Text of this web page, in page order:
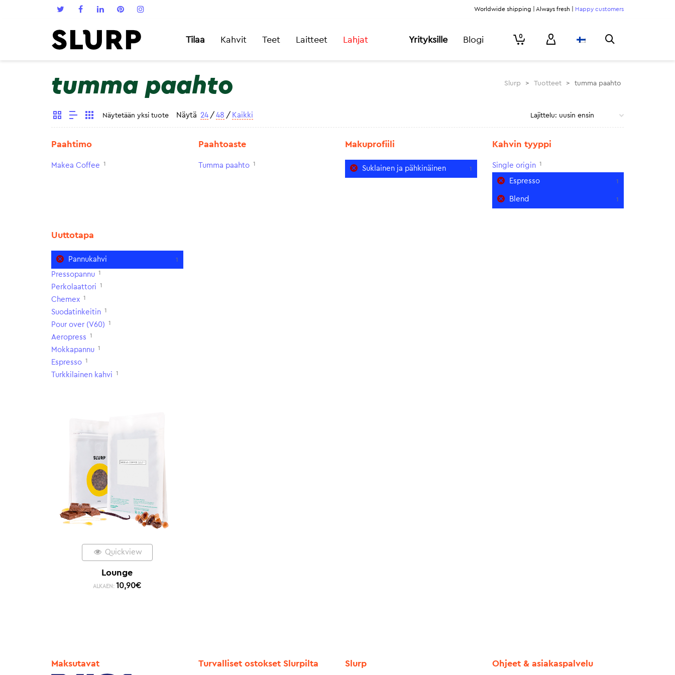
Worldwide shipping | Always fresh | Happy customers
Tilaa Kahvit Teet Laitteet Lahjat Yrityksille Blogi 0
tumma paahto Slurp > Tuotteet > tumma paahto
Näytetään yksi tuote Näytä 24 / 48 / Kaikki
Paahtimo
Makea Coffee 1
Paahtoaste
Tumma paahto 1
Makuprofiili
Suklainen ja pähkinäinen 1
Kahvin tyyppi
Single origin 1
Espresso 1
Blend 1
Uuttotapa
Pannukahvi 1
Pressopannu 1
Perkolaattori 1
Chemex 1
Suodatinkeitin 1
Pour over (V60) 1
Aeropress 1
Mokkapannu 1
Espresso 1
Turkkilainen kahvi 1
Quickview
Lounge
ALKAEN: 10,90€
Maksutavat Turvalliset ostokset Slurpilta Slurp Ohjeet & asiakaspalvelu